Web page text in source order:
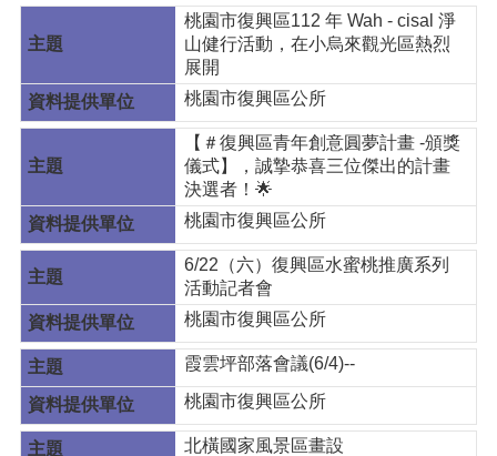
桃園市復興區112 年 Wah - cisal 淨
山健行活動，在小烏來觀光區熱烈
展開
桃園市復興區公所
【＃復興區青年創意圓夢計畫 -頒獎
儀式】，誠摯恭喜三位傑出的計畫
決選者！🌟
桃園市復興區公所
6/22（六）復興區水蜜桃推廣系列
活動記者會
桃園市復興區公所
霞雲坪部落會議(6/4)--
桃園市復興區公所
北橫國家風景區畫設